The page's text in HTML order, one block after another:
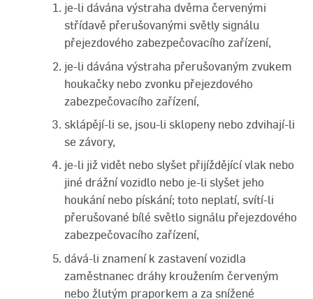
je-li dávána výstraha dvěma červenými
střídavě přerušovanými světly signálu
přejezdového zabezpečovacího zařízení,
je-li dávána výstraha přerušovaným zvukem
houkačky nebo zvonku přejezdového
zabezpečovacího zařízení,
sklápějí-li se, jsou-li sklopeny nebo zdvihají-li
se závory,
je-li již vidět nebo slyšet přijíždějící vlak nebo
jiné drážní vozidlo nebo je-li slyšet jeho
houkání nebo pískání; toto neplatí, svítí-li
přerušované bílé světlo signálu přejezdového
zabezpečovacího zařízení,
dává-li znamení k zastavení vozidla
zaměstnanec dráhy kroužením červeným
nebo žlutým praporkem a za snížené